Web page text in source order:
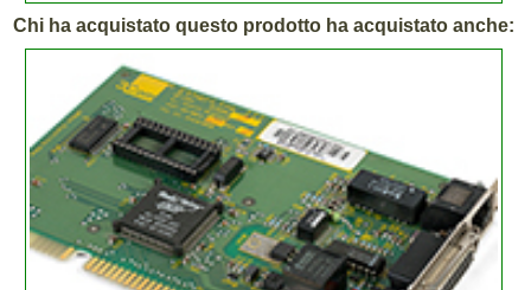
Chi ha acquistato questo prodotto ha acquistato anche: